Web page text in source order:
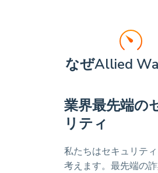
なぜAllied
業界最先端の
リティ
私たちはセキュリテ
考えます。最先端の